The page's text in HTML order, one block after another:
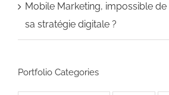
Mobile Marketing, impossible de
sa stratégie digitale ?
Portfolio Categories